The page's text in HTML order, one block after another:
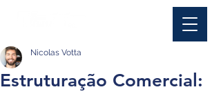
Estruturação Comercial:
Nicolas Votta